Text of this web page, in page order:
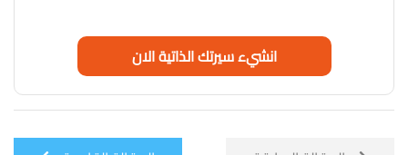
انشيء سيرتك الذاتية الان